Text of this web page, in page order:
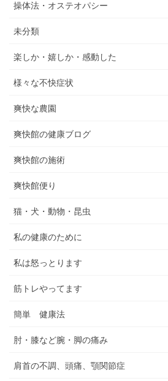
操体法・オステオパシー
未分類
楽しか・嬉しか・感動した
様々な不快症状
爽快な農園
爽快館の健康ブログ
爽快館の施術
爽快館便り
猫・犬・動物・昆虫
私の健康のために
私は怒っとります
筋トレやってます
簡単 健康法
肘・膝など腕・脚の痛み
肩首の不調、頭痛、顎関節症